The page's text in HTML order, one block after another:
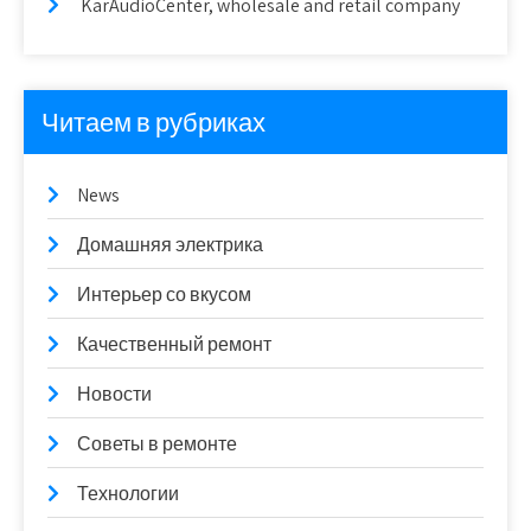
KarAudioCenter, wholesale and retail company
Читаем в рубриках
News
Домашняя электрика
Интерьер со вкусом
Качественный ремонт
Новости
Советы в ремонте
Технологии